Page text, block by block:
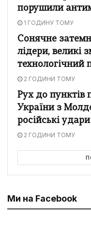
порушили
1 ГОДИНУ ТОМУ
Сонячне
лідери, великі
технологічний
2 ГОДИНИ ТОМУ
Рух до пунктів
України з
російські удари
2 ГОДИНИ ТОМУ
Ми на Facebook